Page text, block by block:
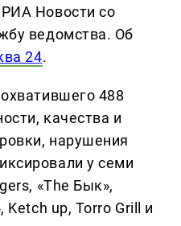
Новости со
ведомства. Об
24.
488
качества и
нарушения
у семи
«The Бык»,
Ketch up, Torro Grill и